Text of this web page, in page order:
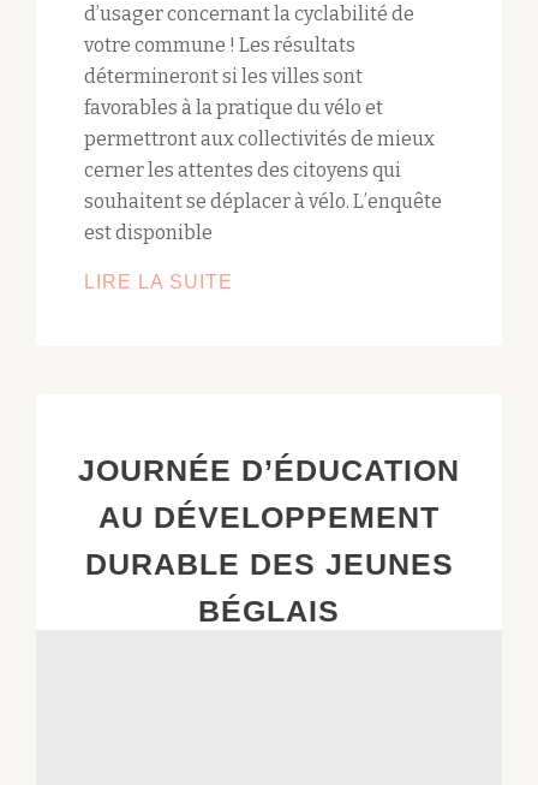
d’usager concernant la cyclabilité de
votre commune ! Les résultats
détermineront si les villes sont
favorables à la pratique du vélo et
permettront aux collectivités de mieux
cerner les attentes des citoyens qui
souhaitent se déplacer à vélo. L’enquête
est disponible
LIRE LA SUITE
CYCLABLE
JOURNÉE D’ÉDUCATION
AU DÉVELOPPEMENT
DURABLE DES JEUNES
BÉGLAIS